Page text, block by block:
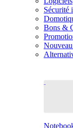
Sécurité
Bons &